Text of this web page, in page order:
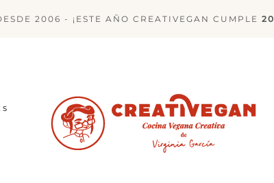
2006 - ¡ESTE AÑO CREATIVEGAN CUMPLE 20